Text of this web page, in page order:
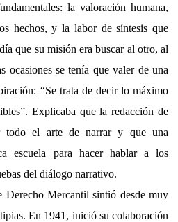
la valoración humana,
hechos, y la labor de síntesis que
que su misión era buscar al otro, al
ocasiones se tenía que valer de una
“Se trata de decir lo máximo
Explicaba que la redacción de
todo el arte de narrar y que una
escuela para hacer hablar a los
del diálogo narrativo.
Mercantil sintió desde muy
En 1941, inició su colaboración